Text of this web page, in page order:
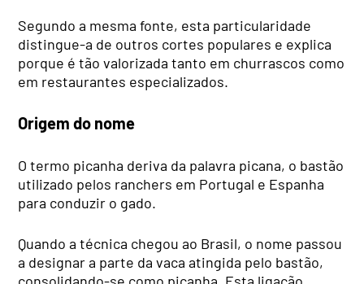
Segundo a mesma fonte, esta particularidade
distingue-a de outros cortes populares e explica
porque é tão valorizada tanto em churrascos como
em restaurantes especializados.
Origem do nome
O termo picanha deriva da palavra picana, o bastão
utilizado pelos ranchers em Portugal e Espanha
para conduzir o gado.
Quando a técnica chegou ao Brasil, o nome passou
a designar a parte da vaca atingida pelo bastão,